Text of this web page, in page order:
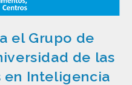
el Grupo de
de las
en Inteligencia